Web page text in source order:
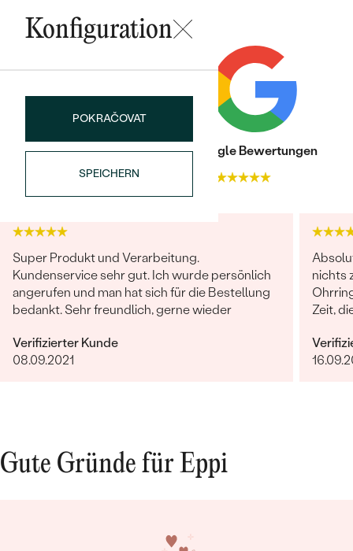
ABMESSUNGEN:
1.2 mm
FARBE:
G-H
FORM:
Rund
Im Labor hergestellt
Konfiguration
POKRAČOVAT
SPEICHERN
Trusted shop BewertungenGoogle Bewertungen
Super Produkt und Verarbeitung.
Kundenservice sehr gut. Ich wurde persönlich
angerufen und man hat sich für die Bestellung
bedankt. Sehr freundlich, gerne wieder
Verifizierter Kunde
08.09.2021
nichts
Zeit,
Gute Gründe für Eppi